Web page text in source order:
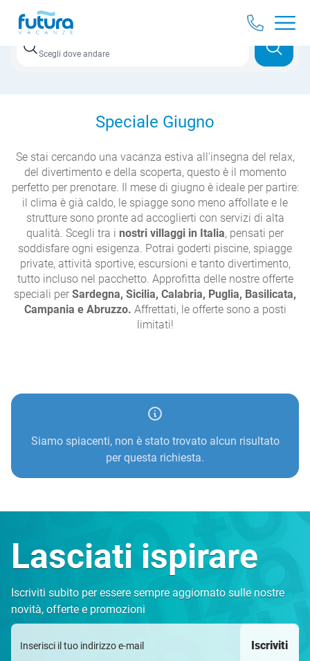
Scegli dove andare
Speciale Giugno
Se stai cercando una vacanza estiva all'insegna del relax,
del divertimento e della scoperta, questo è il momento
perfetto per prenotare. Il mese di giugno è ideale per partire:
il clima è già caldo, le spiagge sono meno affollate e le
strutture sono pronte ad accoglierti con servizi di alta
qualità. Scegli tra i nostri villaggi in Italia, pensati per
soddisfare ogni esigenza. Potrai goderti piscine, spiagge
private, attività sportive, escursioni e tanto divertimento,
tutto incluso nel pacchetto. Approfitta delle nostre offerte
speciali per Sardegna, Sicilia, Calabria, Puglia, Basilicata,
Campania e Abruzzo. Affrettati, le offerte sono a posti
limitati!
Siamo spiacenti, non è stato trovato alcun risultato
per questa richiesta.
Lasciati ispirare
Iscriviti subito per essere sempre aggiornato sulle nostre
novità, offerte e promozioni
Iscriviti